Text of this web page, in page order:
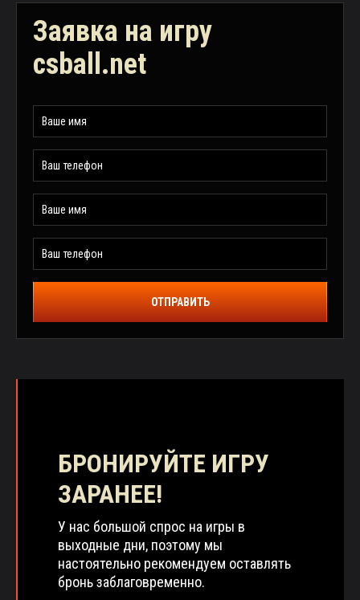
Заявка на игру
csball.net
ОТПРАВИТЬ
БРОНИРУЙТЕ ИГРУ
ЗАРАНЕЕ!
У нас большой спрос на игры в
выходные дни, поэтому мы
настоятельно рекомендуем оставлять
бронь заблаговременно.